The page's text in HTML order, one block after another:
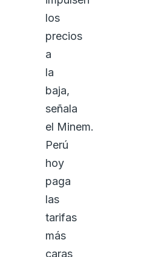
los
precios
a
la
baja,
señala
el Minem.
Perú
hoy
paga
las
tarifas
más
caras